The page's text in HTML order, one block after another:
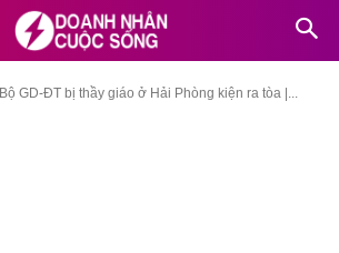
Bộ GD-ĐT bị thầy giáo ở Hải Phòng kiện ra tòa |...